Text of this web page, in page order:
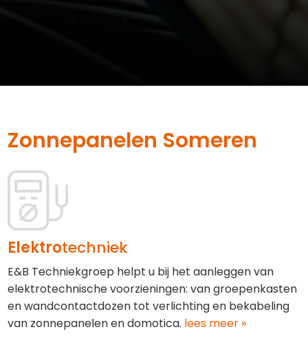
Zonnepanelen Someren
Elektrotechniek
E&B Techniekgroep helpt u bij het aanleggen van
elektrotechnische voorzieningen: van groepenkasten
en wandcontactdozen tot verlichting en bekabeling
van zonnepanelen en domotica. lees meer »